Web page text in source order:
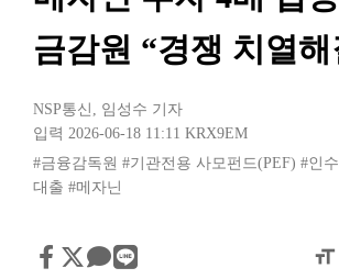
금감원 “경쟁 치열해
NSP통신 , 임성수 기자
입력 2026-06-18 11:11 KRX9EM
#금융감독원 #기관전용 사모펀드(PEF) #인
대출 #메자닌
format_size